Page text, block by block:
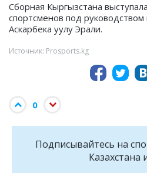
Сборная Кыргызстана
спортсменов под руководством
Аскарбека уулу Эрали.
Источник: Prosports.kg
0
Подписывайтесь на
Казахстана